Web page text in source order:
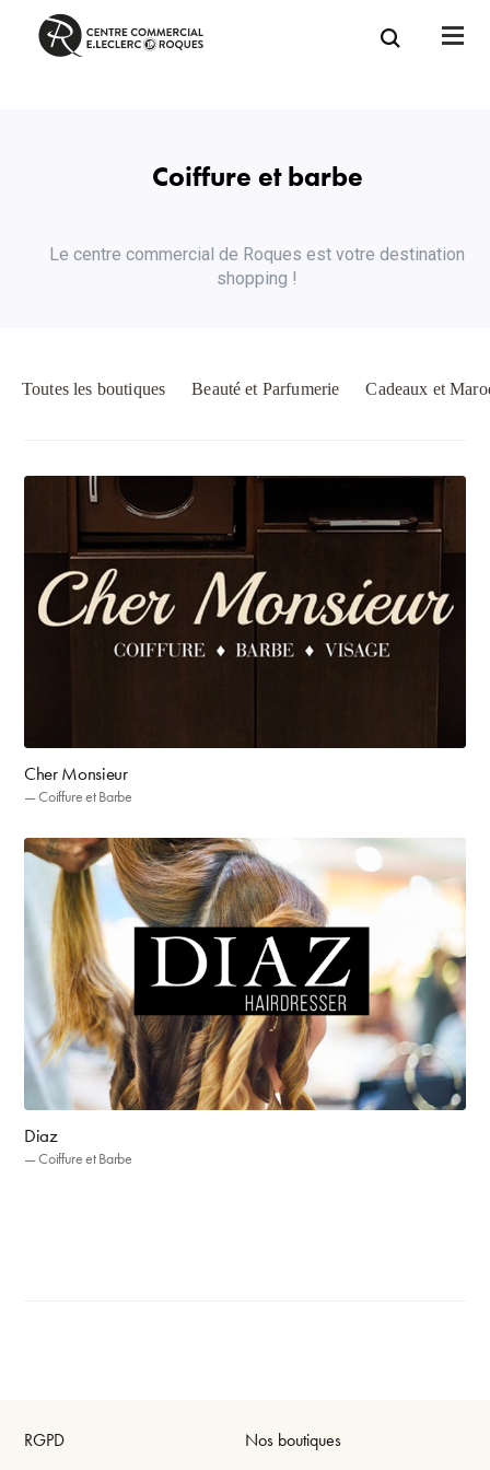
Coiffure et barbe
Le centre commercial de Roques est votre destination
shopping !
Toutes les boutiques Beauté et Parfumerie Cadeaux et
Cher Monsieur
— Coiffure et Barbe
Diaz
— Coiffure et Barbe
RGPD Nos boutiques